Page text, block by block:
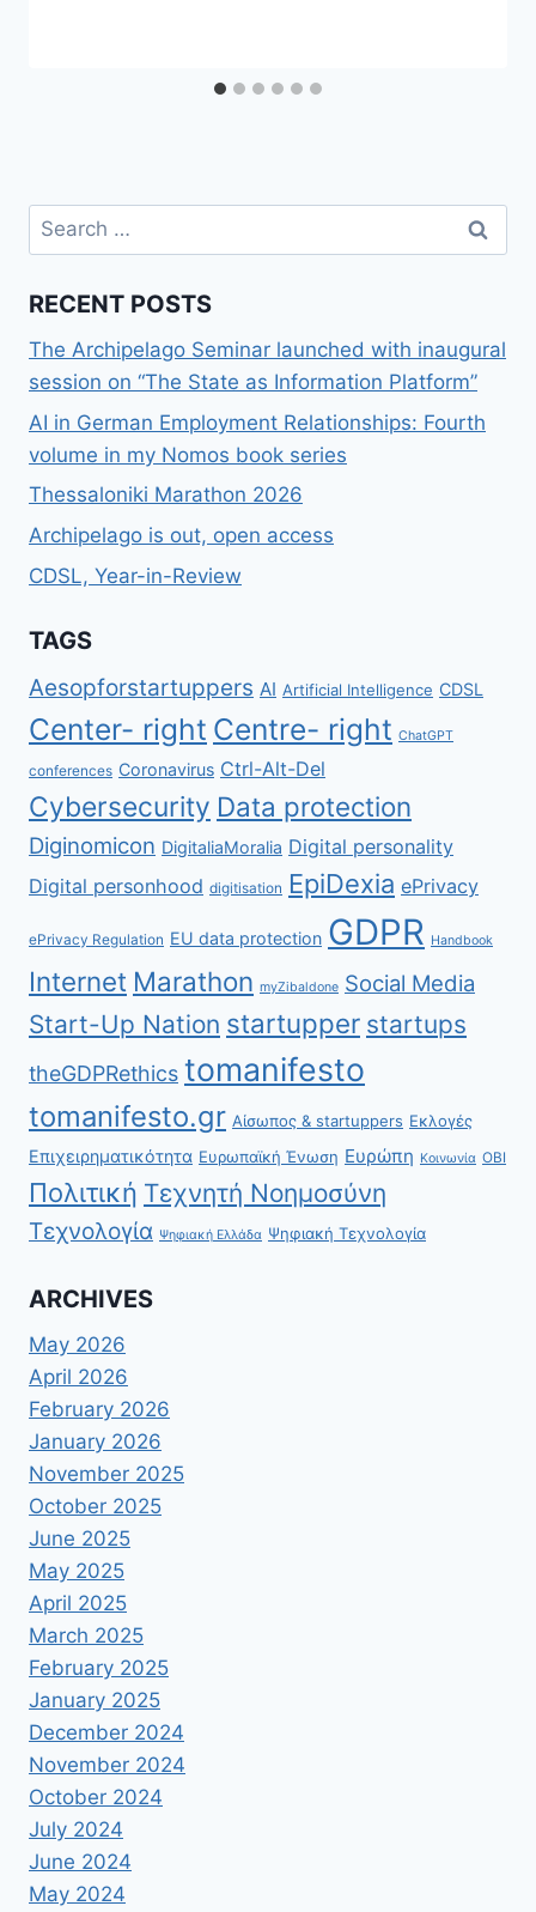
Search
for:
RECENT POSTS
The Archipelago Seminar launched with inaugural
session on “The State as Information Platform”
AI in German Employment Relationships: Fourth
volume in my Nomos book series
Thessaloniki Marathon 2026
Archipelago is out, open access
CDSL, Year-in-Review
TAGS
Aesopforstartuppers AI Artificial Intelligence CDSL
Center- right Centre- right ChatGPT
conferences Coronavirus Ctrl-Alt-Del
Cybersecurity Data protection
Diginomicon DigitaliaMoralia Digital personality
Digital personhood digitisation EpiDexia ePrivacy
ePrivacy Regulation EU data protection GDPR Handbook
Internet Marathon myZibaldone Social Media
Start-Up Nation startupper startups
theGDPRethics tomanifesto
tomanifesto.gr Αίσωπος & startuppers Εκλογές
Επιχειρηματικότητα Ευρωπαϊκή Ένωση Ευρώπη Κοινωνία ΟΒΙ
Πολιτική Τεχνητή Νοημοσύνη
Τεχνολογία Ψηφιακή Ελλάδα Ψηφιακή Τεχνολογία
ARCHIVES
May 2026
April 2026
February 2026
January 2026
November 2025
October 2025
June 2025
May 2025
April 2025
March 2025
February 2025
January 2025
December 2024
November 2024
October 2024
July 2024
June 2024
May 2024